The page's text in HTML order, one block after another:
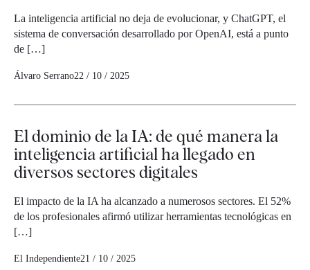
La inteligencia artificial no deja de evolucionar, y ChatGPT, el
sistema de conversación desarrollado por OpenAI, está a punto
de […]
Álvaro Serrano22 / 10 / 2025
El dominio de la IA: de qué manera la
inteligencia artificial ha llegado en
diversos sectores digitales
El impacto de la IA ha alcanzado a numerosos sectores. El 52%
de los profesionales afirmó utilizar herramientas tecnológicas en
[…]
El Independiente21 / 10 / 2025